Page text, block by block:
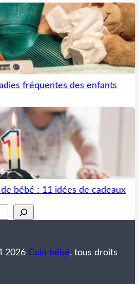
fréquentes des enfants
bébé : 11 idées de cadeaux
2026 Coin bébé, tous droits